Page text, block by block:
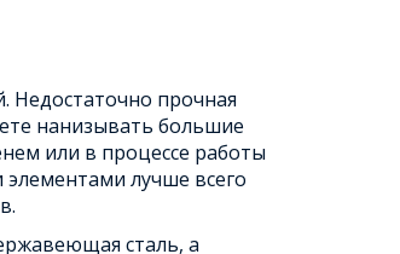
Недостаточно прочная
нанизывать большие
или в процессе работы
элементами лучше всего
сталь, а